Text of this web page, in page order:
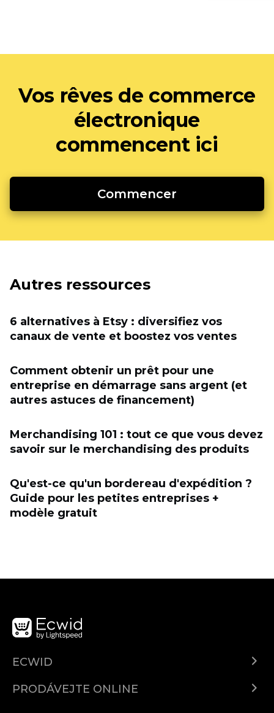
Vos rêves de commerce
électronique
commencent ici
Commencer
Autres ressources
6 alternatives à Etsy : diversifiez vos
canaux de vente et boostez vos ventes
Comment obtenir un prêt pour une
entreprise en démarrage sans argent (et
autres astuces de financement)
Merchandising 101 : tout ce que vous devez
savoir sur le merchandising des produits
Qu'est-ce qu'un bordereau d'expédition ?
Guide pour les petites entreprises +
modèle gratuit
ECWID
Ceny
PRODÁVEJTE ONLINE